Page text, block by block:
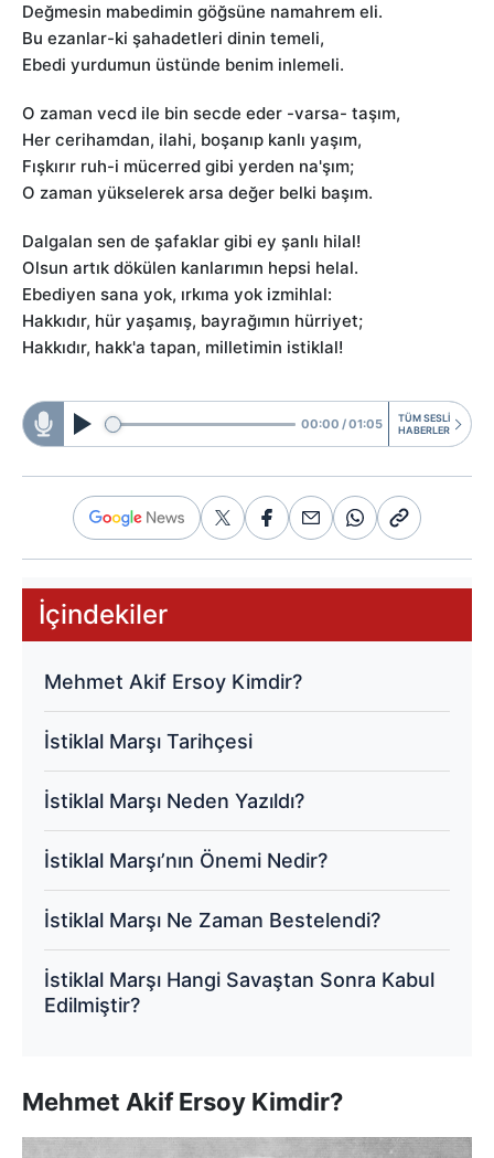
Değmesin mabedimin göğsüne namahrem eli.
Bu ezanlar-ki şahadetleri dinin temeli,
Ebedi yurdumun üstünde benim inlemeli.
O zaman vecd ile bin secde eder -varsa- taşım,
Her cerihamdan, ilahi, boşanıp kanlı yaşım,
Fışkırır ruh-i mücerred gibi yerden na'şım;
O zaman yükselerek arsa değer belki başım.
Dalgalan sen de şafaklar gibi ey şanlı hilal!
Olsun artık dökülen kanlarımın hepsi helal.
Ebediyen sana yok, ırkıma yok izmihlal:
Hakkıdır, hür yaşamış, bayrağımın hürriyet;
Hakkıdır, hakk'a tapan, milletimin istiklal!
00:00 01:05
TÜM SESLİ
HABERLER
İçindekiler
Mehmet Akif Ersoy Kimdir?
İstiklal Marşı Tarihçesi
İstiklal Marşı Neden Yazıldı?
İstiklal Marşı’nın Önemi Nedir?
İstiklal Marşı Ne Zaman Bestelendi?
İstiklal Marşı Hangi Savaştan Sonra Kabul
Edilmiştir?
Mehmet Akif Ersoy Kimdir?